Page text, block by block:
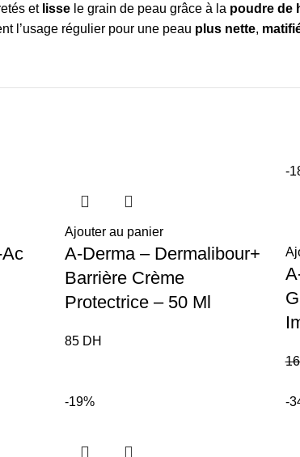
et lisse le grain de peau grâce à la poudre de
l’usage régulier pour une peau plus nette,
Ajouter au panier
A-Derma – Dermalibour+
Barrière Crème
Protectrice – 50 Ml
85 DH
-
-19% -